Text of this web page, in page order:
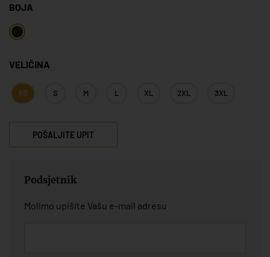
BOJA
VELIČINA
XS S M L XL 2XL 3XL
POŠALJITE UPIT
Podsjetnik
Molimo upišite Vašu e-mail adresu